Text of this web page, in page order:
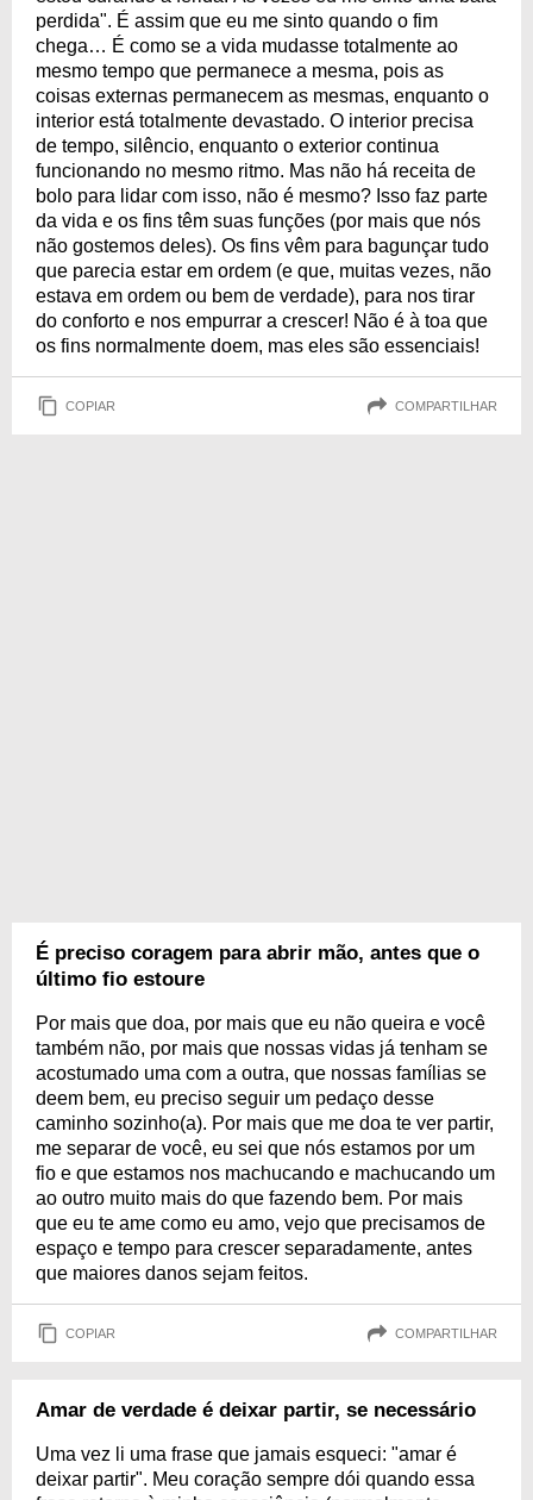
perdida". É assim que eu me sinto quando o fim
chega… É como se a vida mudasse totalmente ao
mesmo tempo que permanece a mesma, pois as
coisas externas permanecem as mesmas, enquanto o
interior está totalmente devastado. O interior precisa
de tempo, silêncio, enquanto o exterior continua
funcionando no mesmo ritmo. Mas não há receita de
bolo para lidar com isso, não é mesmo? Isso faz parte
da vida e os fins têm suas funções (por mais que nós
não gostemos deles). Os fins vêm para bagunçar tudo
que parecia estar em ordem (e que, muitas vezes, não
estava em ordem ou bem de verdade), para nos tirar
do conforto e nos empurrar a crescer! Não é à toa que
os fins normalmente doem, mas eles são essenciais!
COPIAR COMPARTILHAR
É preciso coragem para abrir mão, antes que o
último fio estoure
Por mais que doa, por mais que eu não queira e você
também não, por mais que nossas vidas já tenham se
acostumado uma com a outra, que nossas famílias se
deem bem, eu preciso seguir um pedaço desse
caminho sozinho(a). Por mais que me doa te ver partir,
me separar de você, eu sei que nós estamos por um
fio e que estamos nos machucando e machucando um
ao outro muito mais do que fazendo bem. Por mais
que eu te ame como eu amo, vejo que precisamos de
espaço e tempo para crescer separadamente, antes
que maiores danos sejam feitos.
COPIAR COMPARTILHAR
Amar de verdade é deixar partir, se necessário
Uma vez li uma frase que jamais esqueci: "amar é
deixar partir". Meu coração sempre dói quando essa